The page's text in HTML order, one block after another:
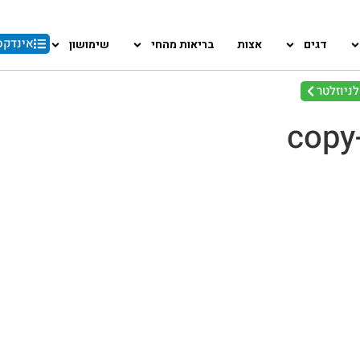
דגים אצות בריאות מהחי שימושון